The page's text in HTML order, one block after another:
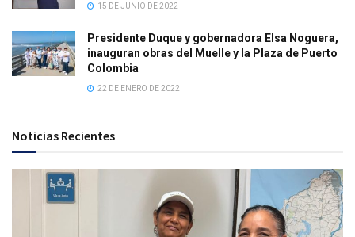
15 DE JUNIO DE 2022
Presidente Duque y gobernadora Elsa Noguera,
inauguran obras del Muelle y la Plaza de Puerto
Colombia
22 DE ENERO DE 2022
Noticias Recientes